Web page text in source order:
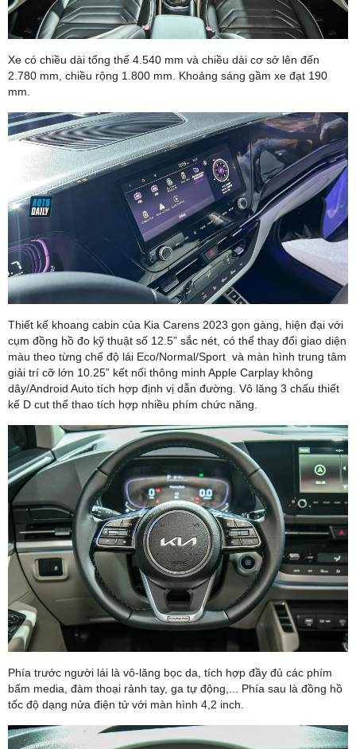
Xe có chiều dài tổng thể 4.540 mm và chiều dài cơ sở lên đến
2.780 mm, chiều rộng 1.800 mm. Khoảng sáng gầm xe đạt 190
mm.
Thiết kế khoang cabin của Kia Carens 2023 gọn gàng, hiện đại với
cụm đồng hồ đo kỹ thuật số 12.5” sắc nét, có thể thay đổi giao diện
màu theo từng chế độ lái Eco/Normal/Sport và màn hình trung tâm
giải trí cỡ lớn 10.25” kết nối thông minh Apple Carplay không
dây/Android Auto tích hợp định vị dẫn đường. Vô lăng 3 chấu thiết
kế D cut thể thao tích hợp nhiều phím chức năng.
Phía trước người lái là vô-lăng bọc da, tích hợp đầy đủ các phím
bấm media, đàm thoại rảnh tay, ga tự động,... Phía sau là đồng hồ
tốc độ dạng nửa điện tử với màn hình 4,2 inch.